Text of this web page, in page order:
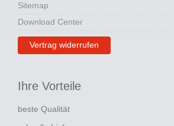
Sitemap
Download Center
Vertrag widerrufen
Ihre Vorteile
beste Qualität